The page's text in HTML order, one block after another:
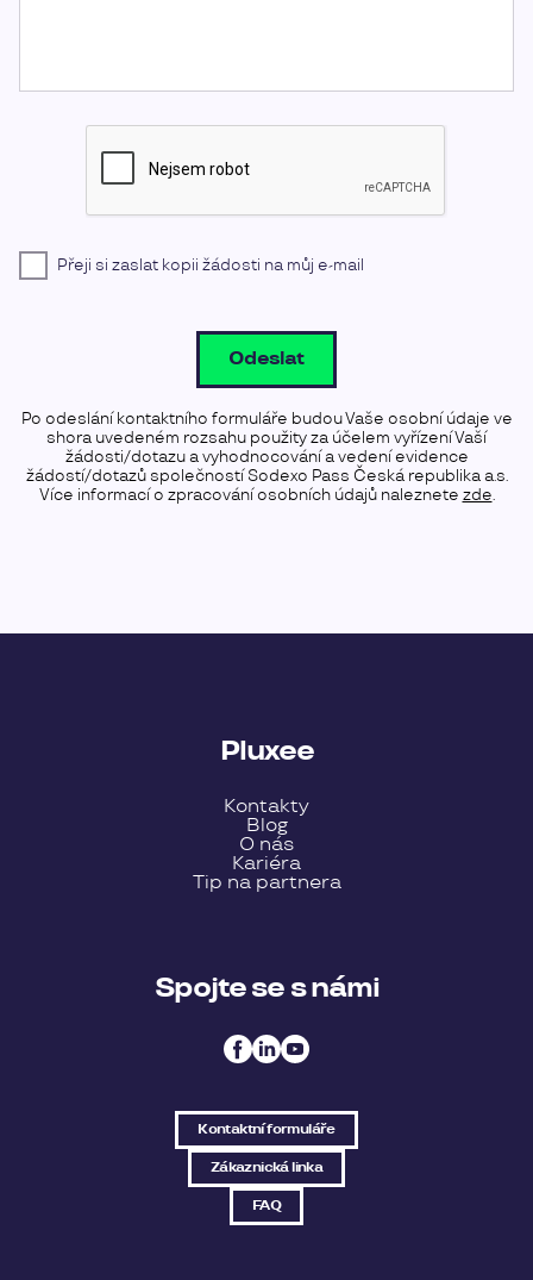
Přeji si zaslat kopii žádosti na můj e-mail
Odeslat
Po odeslání kontaktního formuláře budou Vaše osobní údaje ve
shora uvedeném rozsahu použity za účelem vyřízení Vaší
žádosti/dotazu a vyhodnocování a vedení evidence
žádostí/dotazů společností Sodexo Pass Česká republika a.s.
Více informací o zpracování osobních údajů naleznete zde.
Pluxee
Kontakty
Blog
O nás
Kariéra
Tip na partnera
Spojte se s námi
Kontaktní formuláře
Zákaznická linka
FAQ